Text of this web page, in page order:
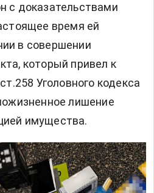
с доказательствами
время ей
в совершении
который привел к
Уголовного кодекса
лишение
имущества.